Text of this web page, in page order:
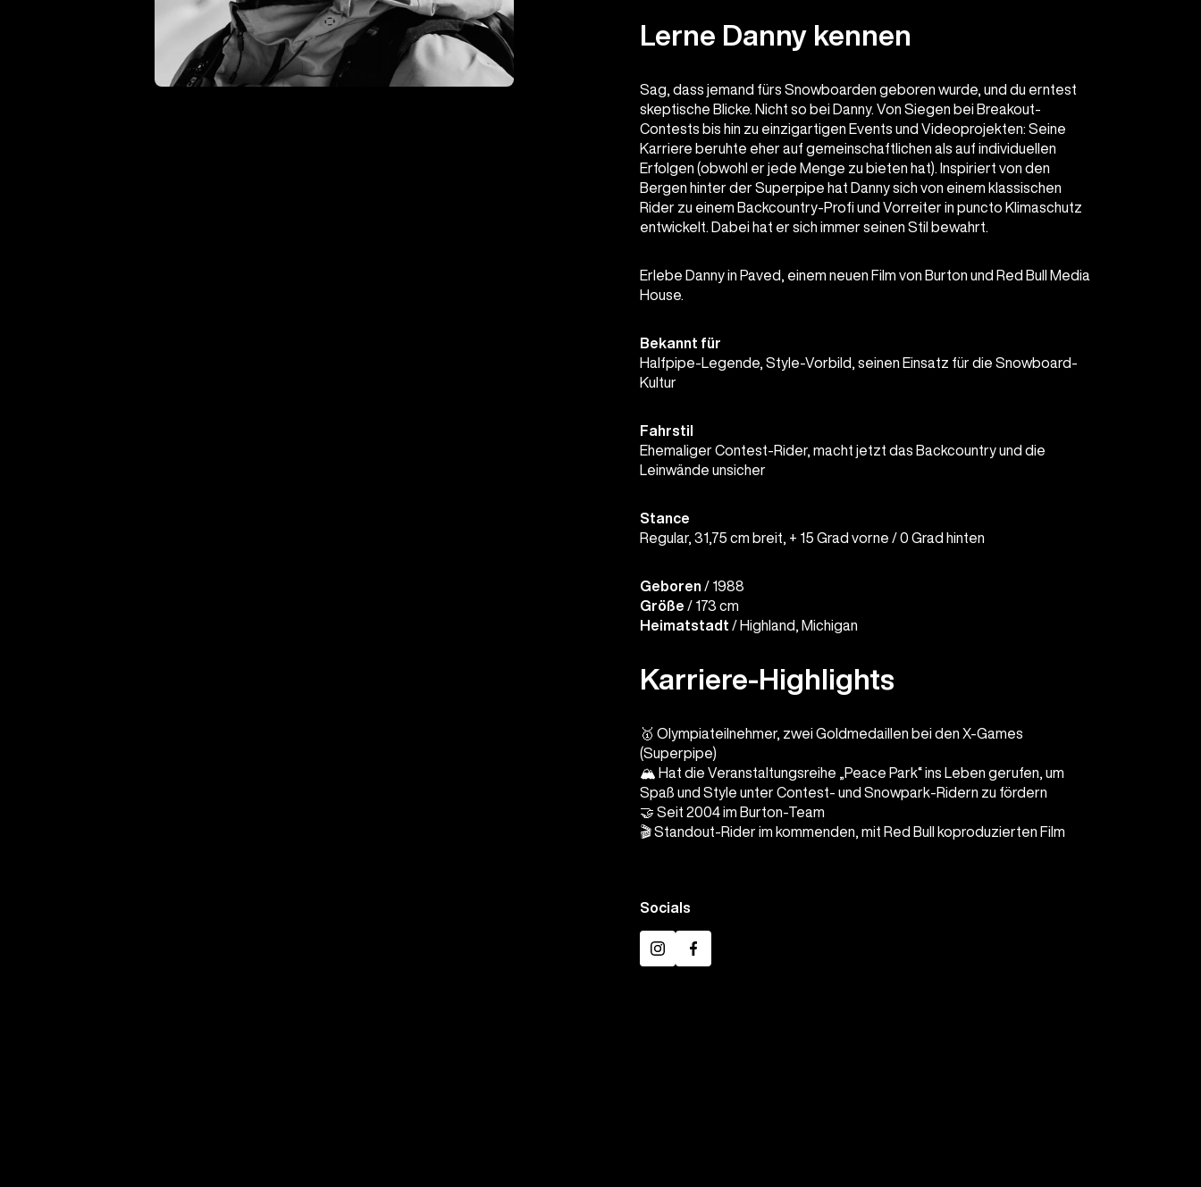
Lerne Danny kennen
Sag, dass jemand fürs Snowboarden geboren wurde, und du erntest
skeptische Blicke. Nicht so bei Danny. Von Siegen bei Breakout-
Contests bis hin zu einzigartigen Events und Videoprojekten: Seine
Karriere beruhte eher auf gemeinschaftlichen als auf individuellen
Erfolgen (obwohl er jede Menge zu bieten hat). Inspiriert von den
Bergen hinter der Superpipe hat Danny sich von einem klassischen
Rider zu einem Backcountry-Profi und Vorreiter in puncto Klimaschutz
entwickelt. Dabei hat er sich immer seinen Stil bewahrt.
Erlebe Danny in Paved, einem neuen Film von Burton und Red Bull Media
House.
Bekannt für
Halfpipe-Legende, Style-Vorbild, seinen Einsatz für die Snowboard-
Kultur
Fahrstil
Ehemaliger Contest-Rider, macht jetzt das Backcountry und die
Leinwände unsicher
Stance
Regular, 31,75 cm breit, + 15 Grad vorne / 0 Grad hinten
Geboren / 1988
Größe / 173 cm
Heimatstadt / Highland, Michigan
Karriere-Highlights
🥇 Olympiateilnehmer, zwei Goldmedaillen bei den X-Games
(Superpipe)
🏔️ Hat die Veranstaltungsreihe „Peace Park“ ins Leben gerufen, um
Spaß und Style unter Contest- und Snowpark-Ridern zu fördern
🤝 Seit 2004 im Burton-Team
🎬 Standout-Rider im kommenden, mit Red Bull koproduzierten Film
Socials
InstagramFacebook